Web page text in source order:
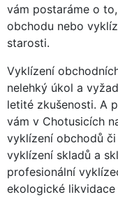
vám postaráme o
obchodu nebo
starosti.
Vyklízení
nelehký úkol a
letité zkušenosti. A
vám v Chotusicích
vyklízení obchodů
vyklízení skladů a
profesionální
ekologické